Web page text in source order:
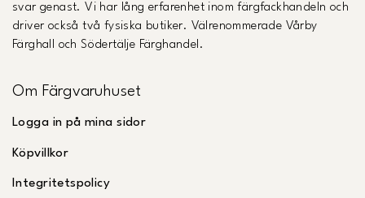
svar genast. Vi har lång erfarenhet inom färgfackhandeln och
driver också två fysiska butiker. Välrenommerade Vårby
Färghall och Södertälje Färghandel.
Om Färgvaruhuset
Logga in på mina sidor
Köpvillkor
Integritetspolicy